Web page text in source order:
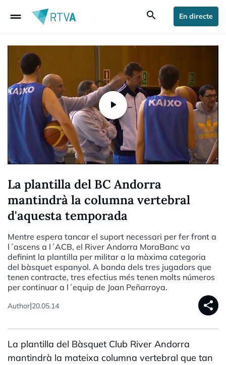
drag_handle search En directe
La plantilla del BC Andorra
mantindrà la columna vertebral
d'aquesta temporada
Mentre espera tancar el suport necessari per fer front a
l´ascens a l´ACB, el River Andorra MoraBanc va
definint la plantilla per militar a la màxima categoria
del bàsquet espanyol. A banda dels tres jugadors que
tenen contracte, tres efectius més tenen molts números
per continuar a l´equip de Joan Peñarroya.
Author|20.05.14 share
La plantilla del Bàsquet Club River Andorra
mantindrà la mateixa columna vertebral que tan